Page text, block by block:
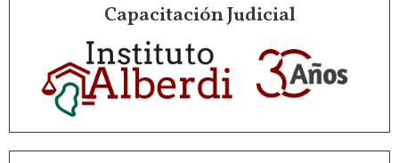
Capacitación Judicial